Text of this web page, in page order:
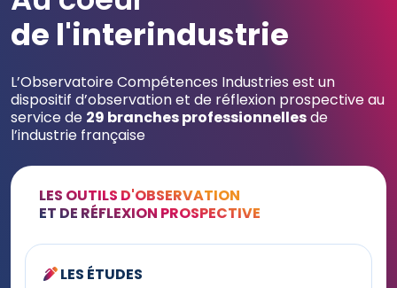
de l'interindustrie
L’Observatoire Compétences Industries est un
dispositif d’observation et de réflexion prospective au
service de 29 branches professionnellesde
l’industrie française
LES OUTILS D'OBSERVATION
ET DE RÉFLEXION PROSPECTIVE
LES ÉTUDES